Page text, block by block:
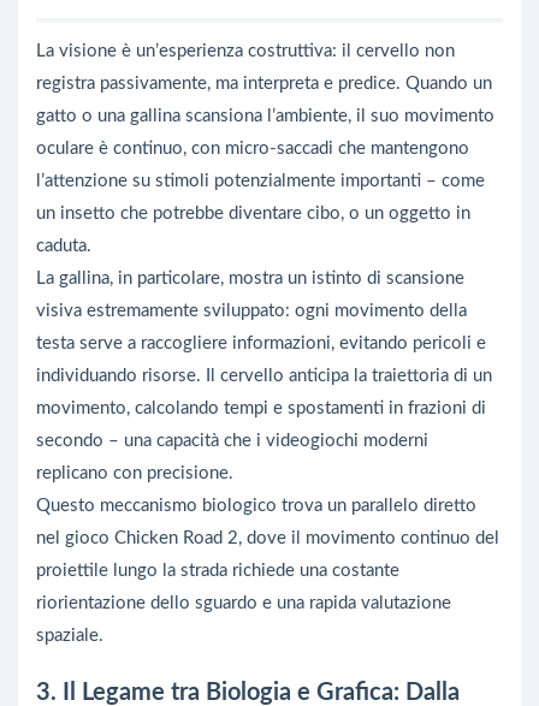
La visione è un’esperienza costruttiva: il cervello non
registra passivamente, ma interpreta e predice. Quando un
gatto o una gallina scansiona l’ambiente, il suo movimento
oculare è continuo, con micro-saccadi che mantengono
l’attenzione su stimoli potenzialmente importanti – come
un insetto che potrebbe diventare cibo, o un oggetto in
caduta.
La gallina, in particolare, mostra un istinto di scansione
visiva estremamente sviluppato: ogni movimento della
testa serve a raccogliere informazioni, evitando pericoli e
individuando risorse. Il cervello anticipa la traiettoria di un
movimento, calcolando tempi e spostamenti in frazioni di
secondo – una capacità che i videogiochi moderni
replicano con precisione.
Questo meccanismo biologico trova un parallelo diretto
nel gioco Chicken Road 2, dove il movimento continuo del
proiettile lungo la strada richiede una costante
riorientazione dello sguardo e una rapida valutazione
spaziale.
3. Il Legame tra Biologia e Grafica: Dalla